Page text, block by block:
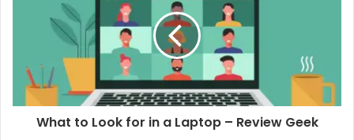
What to Look for in a Laptop – Review Geek